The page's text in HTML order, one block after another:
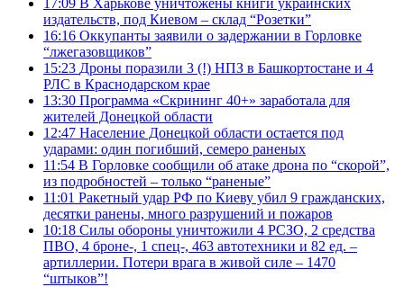
издательств, под Киевом – склад “Розетки”
16:16 Оккупанты заявили о задержании в Горловке
“лжегазовщиков”
15:23 Дроны поразили 3 (!) НПЗ в Башкортостане и 4
РЛС в Краснодарском крае
13:30 Программа «Скрининг 40+» заработала для
жителей Донецкой области
12:47 Население Донецкой области остается под
ударами: один погибший, семеро раненых
11:54 В Горловке сообщили об атаке дрона по “скорой”,
из подробностей – только “раненые”
11:01 Ракетный удар РФ по Киеву убил 9 гражданских,
десятки ранены, много разрушений и пожаров
10:18 Силы обороны уничтожили 4 РСЗО, 2 средства
ПВО, 4 броне-, 1 спец-, 463 автотехники и 82 ед. –
артиллерии. Потери врага в живой силе – 1470
“штыков”!